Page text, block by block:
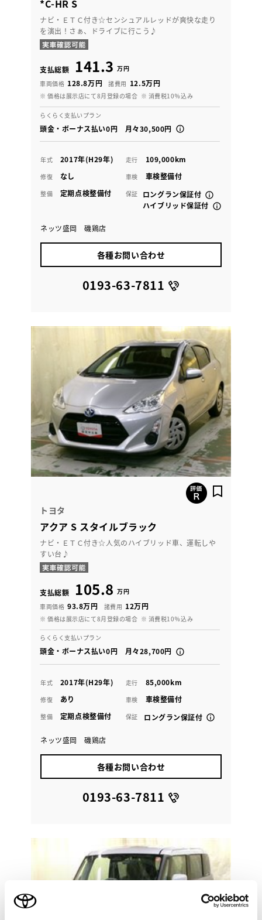
*C-HR S
ナビ・ＥＴＣ付き☆センシュアルレッドが爽快な走り
を演出！さぁ、ドライブに行こう♪
支払総額 141.3 万円
車両価格 128.8万円 諸費用 12.5万円
※ 価格は展示店にて8月登録の場合 ※ 消費税10％込み
らくらく支払いプラン
頭金・ボーナス払い0円 月々30,500円
年式 2017年(H29年) 走行 109,000km
修復 なし 車検 車検整備付
整備 定期点検整備付 保証
ロングラン保証付
ハイブリッド保証付
ネッツ盛岡 磯鶏店
各種お問い合わせ
0193-63-7811
トヨタ
アクア S スタイルブラック
ナビ・ＥＴＣ付き☆人気のハイブリッド車、運転しや
すい台♪
支払総額 105.8 万円
車両価格 93.8万円 諸費用 12万円
※ 価格は展示店にて8月登録の場合 ※ 消費税10％込み
らくらく支払いプラン
頭金・ボーナス払い0円 月々28,700円
年式 2017年(H29年) 走行 85,000km
修復 あり 車検 車検整備付
整備 定期点検整備付 保証 ロングラン保証付
ネッツ盛岡 磯鶏店
各種お問い合わせ
0193-63-7811